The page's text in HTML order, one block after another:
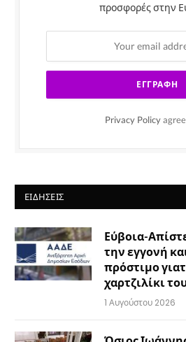
προσφορές στην
Privacy Policy
ΕΙΔΉΣΕΙΣ
Εύβοια-
την εγγονή
πρόστιμο
χαρτζιλίκι
1 Αυγούστου 2026